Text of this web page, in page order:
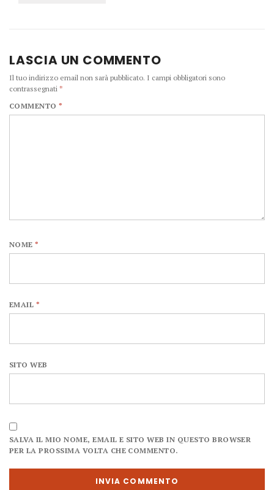
LASCIA UN COMMENTO
Il tuo indirizzo email non sarà pubblicato. I campi obbligatori sono
contrassegnati *
COMMENTO*
NOME*
EMAIL *
SITO WEB
SALVA IL MIO NOME, EMAIL E SITO WEB IN QUESTO BROWSER
PER LA PROSSIMA VOLTA CHE COMMENTO.